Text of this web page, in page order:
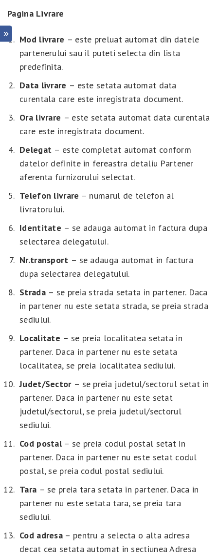
Pagina Livrare
Mod livrare – este preluat automat din datele
partenerului sau il puteti selecta din lista
predefinita.
Data livrare – este setata automat data
curentala care este inregistrata document.
Ora livrare – este setata automat data curentala
care este inregistrata document.
Delegat – este completat automat conform
datelor definite in fereastra detaliu Partener
aferenta furnizorului selectat.
Telefon livrare – numarul de telefon al
livratorului.
Identitate – se adauga automat in factura dupa
selectarea delegatului.
Nr.transport – se adauga automat in factura
dupa selectarea delegatului.
Strada – se preia strada setata in partener. Daca
in partener nu este setata strada, se preia strada
sediului.
Localitate – se preia localitatea setata in
partener. Daca in partener nu este setata
localitatea, se preia localitatea sediului.
Judet/Sector – se preia judetul/sectorul setat in
partener. Daca in partener nu este setat
judetul/sectorul, se preia judetul/sectorul
sediului.
Cod postal– se preia codul postal setat in
partener. Daca in partener nu este setat codul
postal, se preia codul postal sediului.
Tara – se preia tara setata in partener. Daca in
partener nu este setata tara, se preia tara
sediului.
Cod adresa – pentru a selecta o alta adresa
decat cea setata automat in sectiunea Adresa